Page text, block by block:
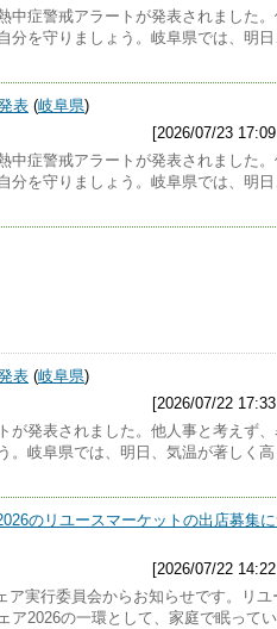
中症警戒アラートが発表されました
分を守りましょう。岐阜県では、明
表 (岐阜県)
[2026/07/23
中症警戒アラートが発表されました
分を守りましょう。岐阜県では、明
表 (岐阜県)
[2026/07/22
が発表されました。他人事と考えず
。岐阜県では、明日、気温が著しく
のリユースマーケットの出店募集
[2026/07/22
ア実行委員会からお知らせです。リユ
ア2026の一環として、家庭で眠って